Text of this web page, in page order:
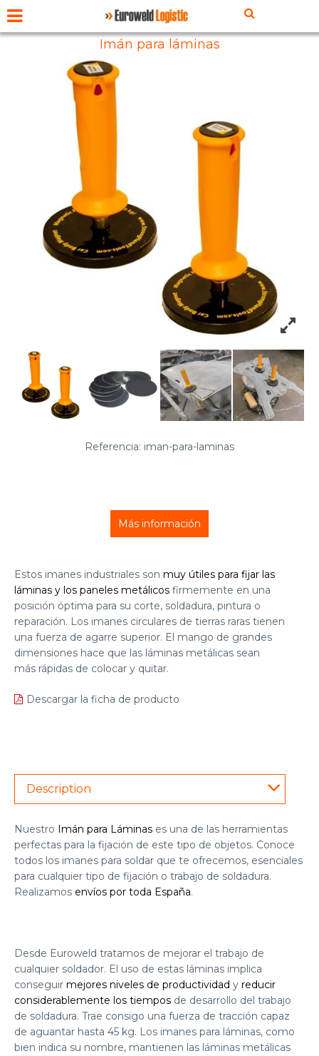
Imán para láminas
Referencia: iman-para-laminas
Estos imanes industriales son muy útiles para fijar las
láminas y los paneles metálicos firmemente en una
posición óptima para su corte, soldadura, pintura o
reparación. Los imanes circulares de tierras raras tienen
una fuerza de agarre superior. El mango de grandes
dimensiones hace que las láminas metálicas sean
más rápidas de colocar y quitar.​
Descargar la ficha de producto
Más información
Description
Nuestro Imán para Láminas es una de las herramientas
perfectas para la fijación de este tipo de objetos. Conoce
todos los imanes para soldar que te ofrecemos, esenciales
para cualquier tipo de fijación o trabajo de soldadura.
Realizamos envíos por toda España.
Desde Euroweld tratamos de mejorar el trabajo de
cualquier soldador. El uso de estas láminas implica
conseguir mejores niveles de productividad y reducir
considerablemente los tiempos de desarrollo del trabajo
de soldadura. Trae consigo una fuerza de tracción capaz
de aguantar hasta 45 kg. Los imanes para láminas, como
bien indica su nombre, mantienen las láminas metálicas